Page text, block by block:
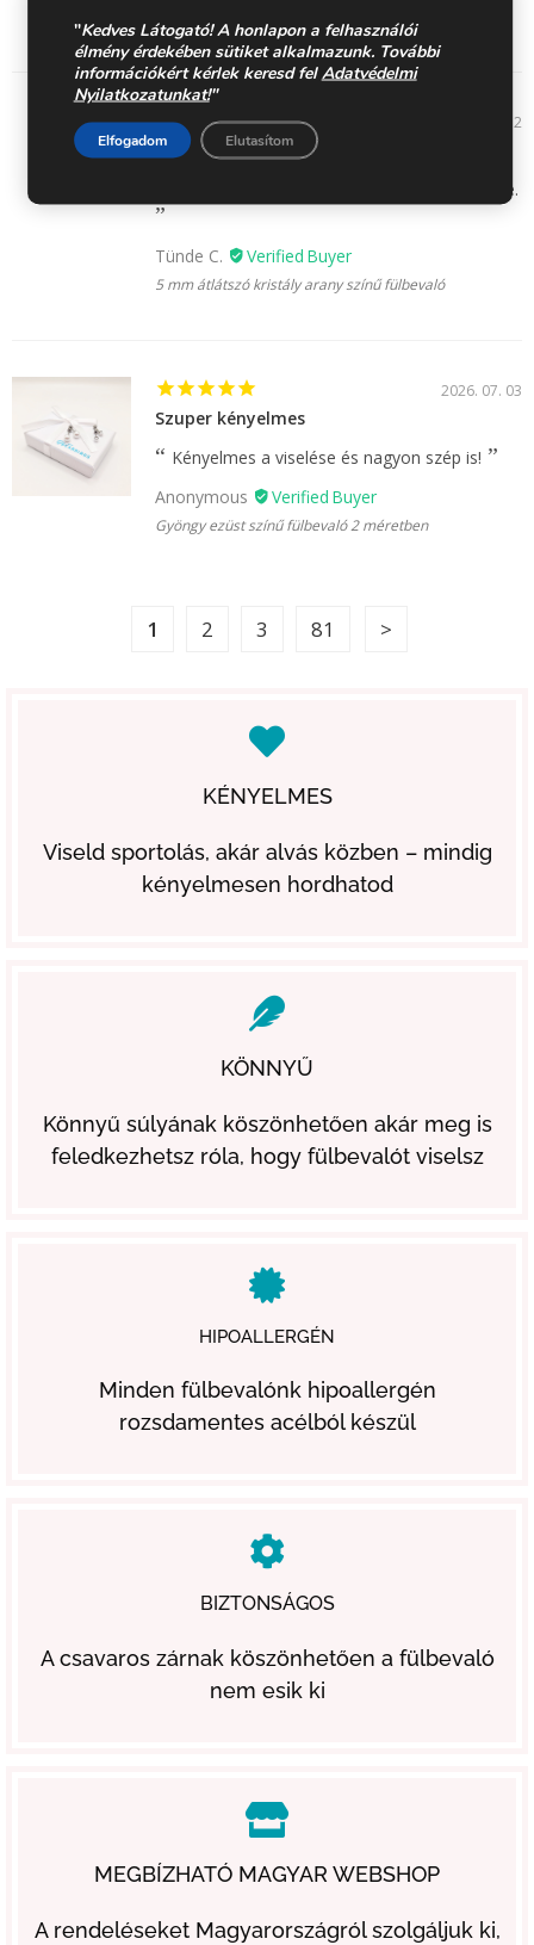
2026. 07. 12
Nagyon dekoratív, szeretem.
Nagyon jó, mert nem sebesesik a fülem tőle.
Tünde C.
5 mm átlátszó kristály arany színű fülbevaló
2026. 07. 03
Szuper kényelmes
Kényelmes a viselése és nagyon szép is!
Anonymous
Gyöngy ezüst színű fülbevaló 2 méretben
1 2 3 81
KÉNYELMES
Viseld sportolás, akár alvás közben – mindig
kényelmesen hordhatod
KÖNNYŰ
Könnyű súlyának köszönhetően akár meg is
feledkezhetsz róla, hogy fülbevalót viselsz
HIPOALLERGÉN
Minden fülbevalónk hipoallergén
rozsdamentes acélból készül
BIZTONSÁGOS
A csavaros zárnak köszönhetően a fülbevaló
nem esik ki
MEGBÍZHATÓ MAGYAR WEBSHOP
A rendeléseket Magyarországról szolgáljuk ki,
"Kedves Látogató! A honlapon a felhasználói
élmény érdekében sütiket alkalmazunk. További
információkért kérlek keresd felAdatvédelmi
Nyilatkozatunkat!"
Elfogadom Elutasítom